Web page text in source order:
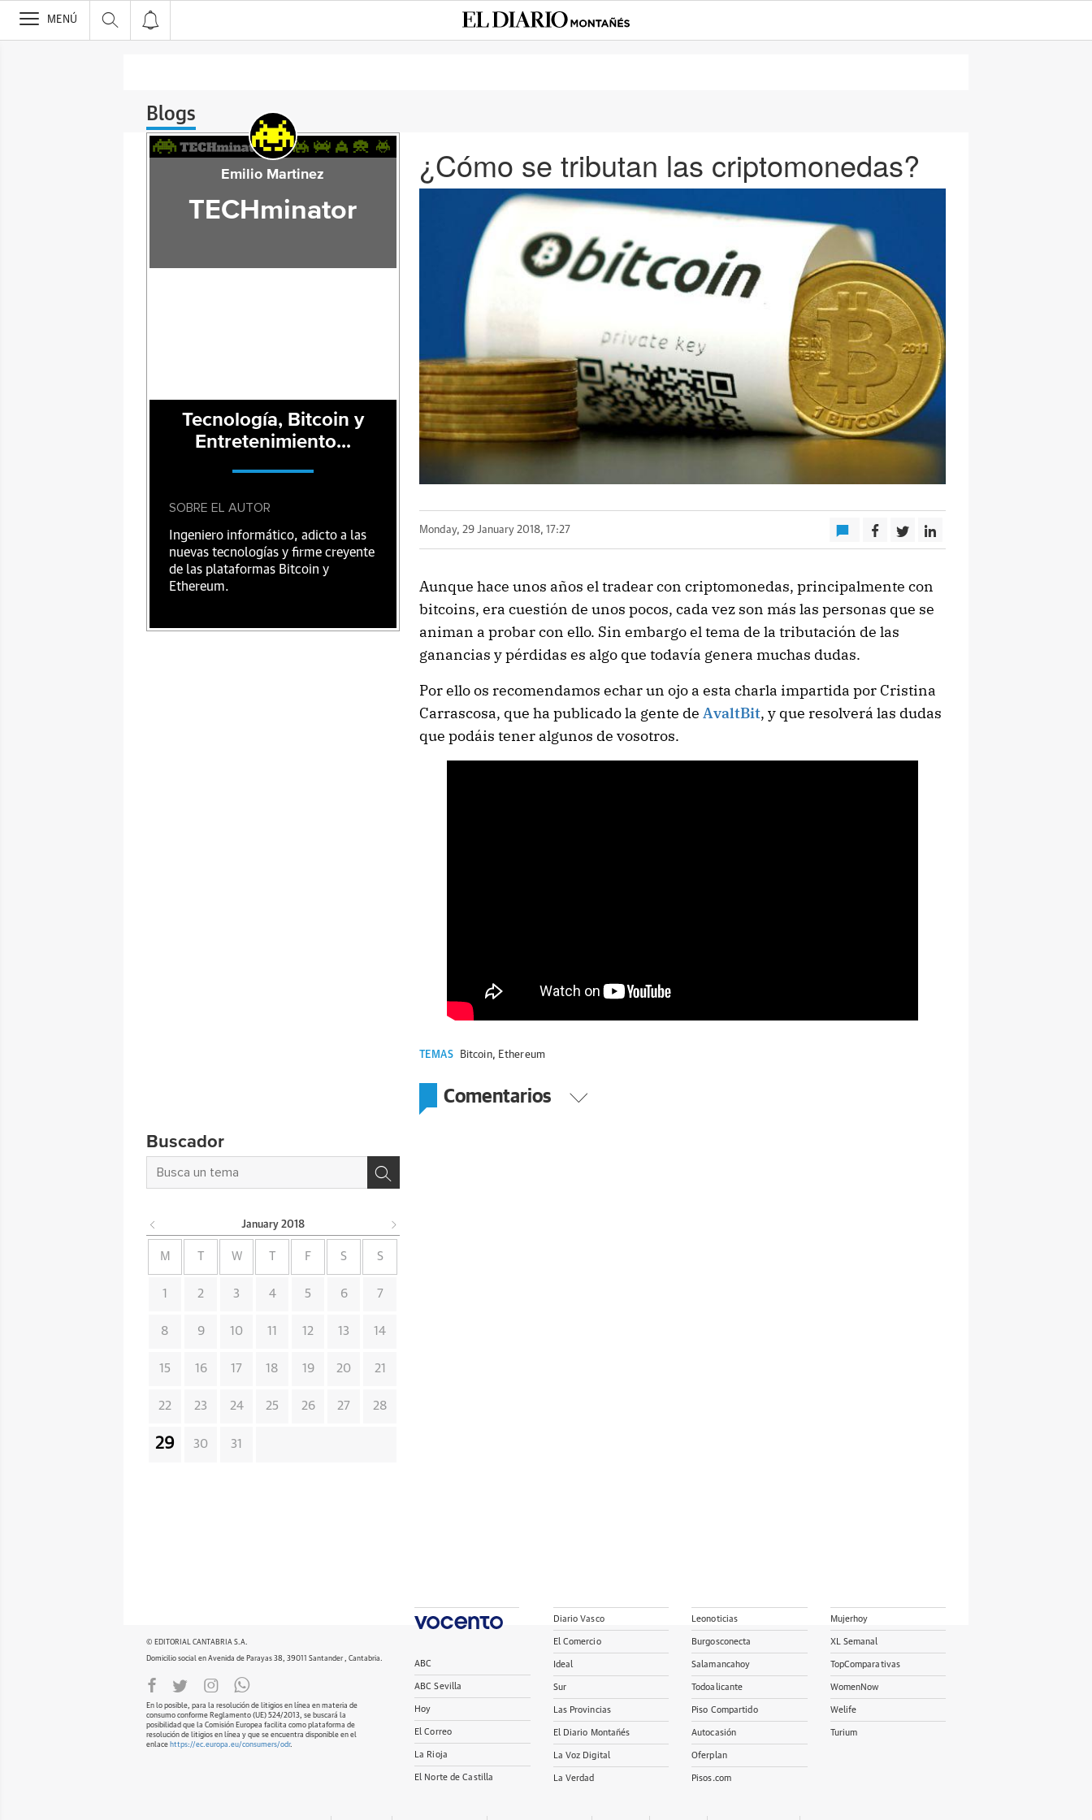
>
MENÚ
Blogs
¿Cómo se tributan las criptomonedas?
Monday, 29 January 2018, 17:27
Aunque hace unos años el tradear con criptomonedas, principalmente con
bitcoins, era cuestión de unos pocos, cada vez son más las personas que se
animan a probar con ello. Sin embargo el tema de la tributación de las
ganancias y pérdidas es algo que todavía genera muchas dudas.
Por ello os recomendamos echar un ojo a esta charla impartida por Cristina
Carrascosa, que ha publicado la gente de AvaltBit, y que resolverá las dudas
que podáis tener algunos de vosotros.
TEMAS Bitcoin, Ethereum
Comentarios
Emilio Martinez
TECHminator
Tecnología, Bitcoin y
Entretenimiento...
SOBRE EL AUTOR
Ingeniero informático, adicto a las
nuevas tecnologías y firme creyente
de las plataformas Bitcoin y
Ethereum.
Buscador
January 2018
M W F S S
1 2 3 4 5 6 7
8 9 10 11 12 13 14
15 16 17 18 19 20 21
22 23 24 25 26 27 28
29 30 31
© EDITORIAL CANTABRIA S.A.
Domicilio social en Avenida de Parayas 38, 39011 Santander , Cantabria.
En lo posible, para la resolución de litigios en línea en materia de
consumo conforme Reglamento (UE) 524/2013, se buscará la
posibilidad que la Comisión Europea facilita como plataforma de
resolución de litigios en línea y que se encuentra disponible en el
enlace https://ec.europa.eu/consumers/odr.
ABC
ABC Sevilla
Hoy
El Correo
La Rioja
El Norte de Castilla
Diario Vasco
El Comercio
Ideal
Sur
Las Provincias
El Diario Montañés
La Voz Digital
La Verdad
Leonoticias
Burgosconecta
Salamancahoy
Todoalicante
Piso Compartido
Autocasión
Oferplan
Pisos.com
Mujerhoy
XL Semanal
TopComparativas
WomenNow
Welife
Turium